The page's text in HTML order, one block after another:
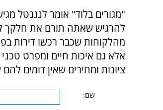
"מגורים בלוד" אומר לנגנטל
להרגיש שאתה תורם את חלקך
מהלקוחות שכבר רכשו דירות
אלא גם איכות חיים ומפרט
ציונות ומחירים שאין דומים
שם: